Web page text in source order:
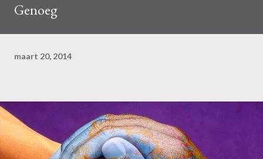
Genoeg
maart 20, 2014